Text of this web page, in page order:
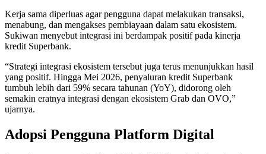
Kerja sama diperluas agar pengguna dapat melakukan transaksi,
menabung, dan mengakses pembiayaan dalam satu ekosistem.
Sukiwan menyebut integrasi ini berdampak positif pada kinerja
kredit Superbank.
“Strategi integrasi ekosistem tersebut juga terus menunjukkan hasil
yang positif. Hingga Mei 2026, penyaluran kredit Superbank
tumbuh lebih dari 59% secara tahunan (YoY), didorong oleh
semakin eratnya integrasi dengan ekosistem Grab dan OVO,”
ujarnya.
Adopsi Pengguna Platform Digital